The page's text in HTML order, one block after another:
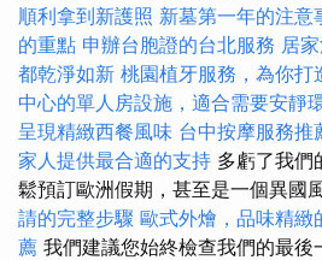
順利拿到新護照 新墓第一年的注意
的重點 申辦台胞證的台北服務 居
都乾淨如新 桃園植牙服務，為你打
中心的單人房設施，適合需要安靜
呈現精緻西餐風味 台中按摩服務推
家人提供最合適的支持 多虧了我們
鬆預訂歐洲假期，甚至是一個異國
請的完整步驟 歐式外燴，品味精緻
薦 我們建議您始終檢查我們的最後